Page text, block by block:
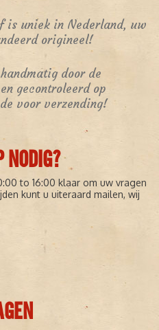
is uniek in Nederland, uw
origineel!
door de
gecontroleerd op
voor verzending!
NODIG?
to 16:00 klaar om uw vragen
kunt u uiteraard mailen, wij